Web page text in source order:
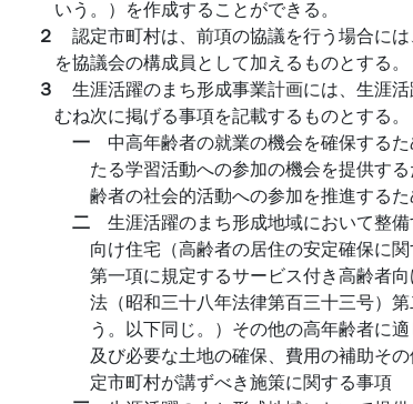
いう。）を作成することができる。
２ 認定市町村は、前項の協議を行う場合に
を協議会の構成員として加えるものとする。
３ 生涯活躍のまち形成事業計画には、生涯
むね次に掲げる事項を記載するものとする。
一 中高年齢者の就業の機会を確保する
たる学習活動への参加の機会を提供す
齢者の社会的活動への参加を推進する
二 生涯活躍のまち形成地域において整
向け住宅（高齢者の居住の安定確保に
第一項に規定するサービス付き高齢者
法（昭和三十八年法律第百三十三号）
う。以下同じ。）その他の高年齢者に
及び必要な土地の確保、費用の補助そ
定市町村が講ずべき施策に関する事項